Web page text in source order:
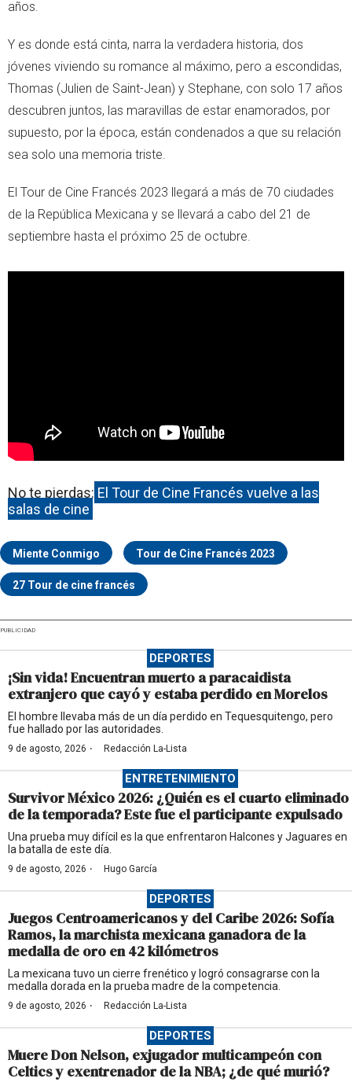
años.
Y es donde está cinta, narra la verdadera historia, dos
jóvenes viviendo su romance al máximo, pero a escondidas,
Thomas (Julien de Saint-Jean) y Stephane, con solo 17 años
descubren juntos, las maravillas de estar enamorados, por
supuesto, por la época, están condenados a que su relación
sea solo una memoria triste.
El Tour de Cine Francés 2023 llegará a más de 70 ciudades
de la República Mexicana y se llevará a cabo del 21 de
septiembre hasta el próximo 25 de octubre.
No te pierdas: El Tour de Cine Francés vuelve a las
salas de cine
Miente Conmigo Tour de Cine Francés 2023
27 Tour de cine francés
PUBLICIDAD
DEPORTES
¡Sin vida! Encuentran muerto a paracaidista
extranjero que cayó y estaba perdido en Morelos
El hombre llevaba más de un día perdido en Tequesquitengo, pero
fue hallado por las autoridades.
9 de agosto, 2026 · Redacción La-Lista
ENTRETENIMIENTO
Survivor México 2026: ¿Quién es el cuarto eliminado
de la temporada? Este fue el participante expulsado
Una prueba muy difícil es la que enfrentaron Halcones y Jaguares en
la batalla de este día.
9 de agosto, 2026 · Hugo García
DEPORTES
Juegos Centroamericanos y del Caribe 2026: Sofía
Ramos, la marchista mexicana ganadora de la
medalla de oro en 42 kilómetros
La mexicana tuvo un cierre frenético y logró consagrarse con la
medalla dorada en la prueba madre de la competencia.
9 de agosto, 2026 · Redacción La-Lista
DEPORTES
Muere Don Nelson, exjugador multicampeón con
Celtics y exentrenador de la NBA; ¿de qué murió?